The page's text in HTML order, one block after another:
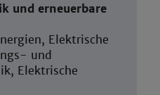
und erneuerbare
Elektrische
und
Elektrische